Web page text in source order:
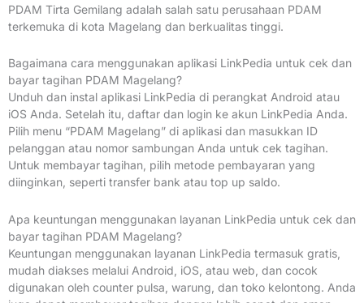
PDAM Tirta Gemilang adalah salah satu perusahaan PDAM
terkemuka di kota Magelang dan berkualitas tinggi.
Bagaimana cara menggunakan aplikasi LinkPedia untuk cek dan
bayar tagihan PDAM Magelang?
Unduh dan instal aplikasi LinkPedia di perangkat Android atau
iOS Anda. Setelah itu, daftar dan login ke akun LinkPedia Anda.
Pilih menu “PDAM Magelang” di aplikasi dan masukkan ID
pelanggan atau nomor sambungan Anda untuk cek tagihan.
Untuk membayar tagihan, pilih metode pembayaran yang
diinginkan, seperti transfer bank atau top up saldo.
Apa keuntungan menggunakan layanan LinkPedia untuk cek dan
bayar tagihan PDAM Magelang?
Keuntungan menggunakan layanan LinkPedia termasuk gratis,
mudah diakses melalui Android, iOS, atau web, dan cocok
digunakan oleh counter pulsa, warung, dan toko kelontong. Anda